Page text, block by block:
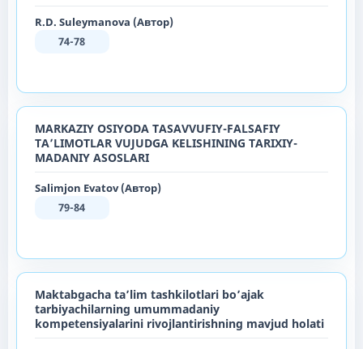
R.D. Suleymanova (Автор)
74-78
MARKAZIY OSIYODA TASAVVUFIY-FALSAFIY
TAʼLIMOTLAR VUJUDGA KELISHINING TARIXIY-
MADANIY ASOSLARI
Salimjon Evatov (Автор)
79-84
Maktabgacha ta’lim tashkilotlari bo’ajak
tarbiyachilarning umummadaniy
kompetensiyalarini rivojlantirishning mavjud holati